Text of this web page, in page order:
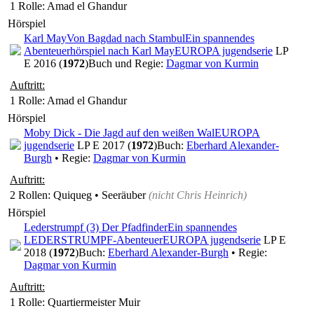
1 Rolle: Amad el Ghandur
Hörspiel
Karl MayVon Bagdad nach StambulEin spannendes
Abenteuerhörspiel nach Karl MayEUROPA jugendserie LP
E 2016 (1972)Buch und Regie: Dagmar von Kurmin
Auftritt:
1 Rolle: Amad el Ghandur
Hörspiel
Moby Dick - Die Jagd auf den weißen WalEUROPA
jugendserie LP E 2017 (1972)Buch: Eberhard Alexander-
Burgh • Regie: Dagmar von Kurmin
Auftritt:
2 Rollen: Quiqueg • Seeräuber(nicht Chris Heinrich)
Hörspiel
Lederstrumpf (3) Der PfadfinderEin spannendes
LEDERSTRUMPF-AbenteuerEUROPA jugendserie LP E
2018 (1972)Buch: Eberhard Alexander-Burgh • Regie:
Dagmar von Kurmin
Auftritt:
1 Rolle: Quartiermeister Muir